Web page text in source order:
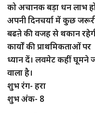
को अचानक बड़ा धन लाभ
अपनी दिनचर्या में कुछ
बढऩे की वजह से थकान
कार्यों की प्राथमिकताओं पर
ध्यान दें। लवमेट कहीं घूमने
वाला है।
शुभ रंग- हरा
शुभ अंक- 8